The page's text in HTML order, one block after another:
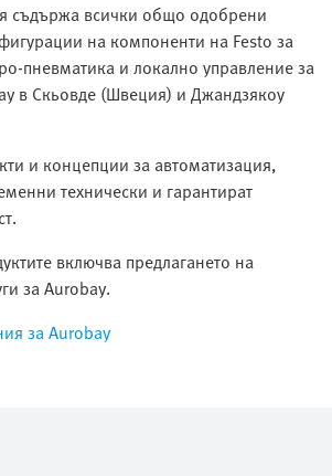
съдържа всички общо одобрени
на компоненти на Festo за
пневматика и локално управление за
в Скьовде (Швеция) и Джандзякоу
и концепции за автоматизация,
технически и гарантират
включва предлагането на
за Aurobay.
за Aurobay